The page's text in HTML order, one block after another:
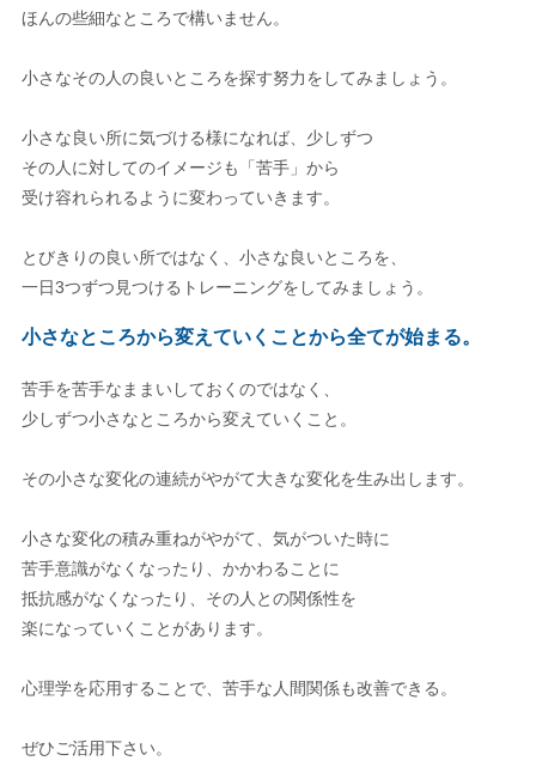
ほんの些細なところで構いません。
小さなその人の良いところを探す努力をしてみましょう。
小さな良い所に気づける様になれば、少しずつ
その人に対してのイメージも「苦手」から
受け容れられるように変わっていきます。
とびきりの良い所ではなく、小さな良いところを、
一日3つずつ見つけるトレーニングをしてみましょう。
小さなところから変えていくことから全てが始まる。
苦手を苦手なままいしておくのではなく、
少しずつ小さなところから変えていくこと。
その小さな変化の連続がやがて大きな変化を生み出します。
小さな変化の積み重ねがやがて、気がついた時に
苦手意識がなくなったり、かかわることに
抵抗感がなくなったり、その人との関係性を
楽になっていくことがあります。
心理学を応用することで、苦手な人間関係も改善できる。
ぜひご活用下さい。